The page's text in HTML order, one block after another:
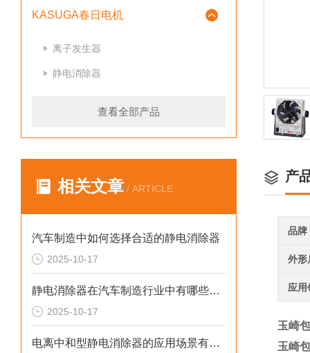
KASUGA春日电机
离子发生器
静电消除器
查看全部产品
相关文章 / ARTICLE
汽车制造中如何选择合适的静电消除器
2025-10-17
静电消除器在汽车制造行业中有哪些应用场景
2025-10-17
电离中和型静电消除器的应用场景有哪些
产
品牌
外形
应用
玉崎
玉崎